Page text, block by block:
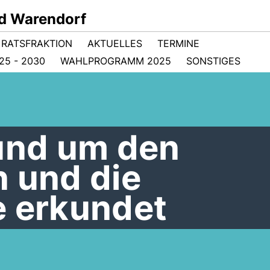
Warendorf
RATSFRAKTION AKTUELLES
TERMINE
- 2030
WAHLPROGRAMM 2025 SONSTIGES
um den
und die
erkundet